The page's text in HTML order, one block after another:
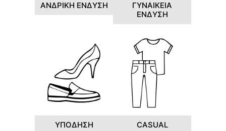
ΑΝΔΡΙΚΗ ΕΝΔΥΣΗ
ΓΥΝΑΙΚΕΙΑ
ΕΝΔΥΣΗ
ΥΠΟΔΗΣΗ CASUAL